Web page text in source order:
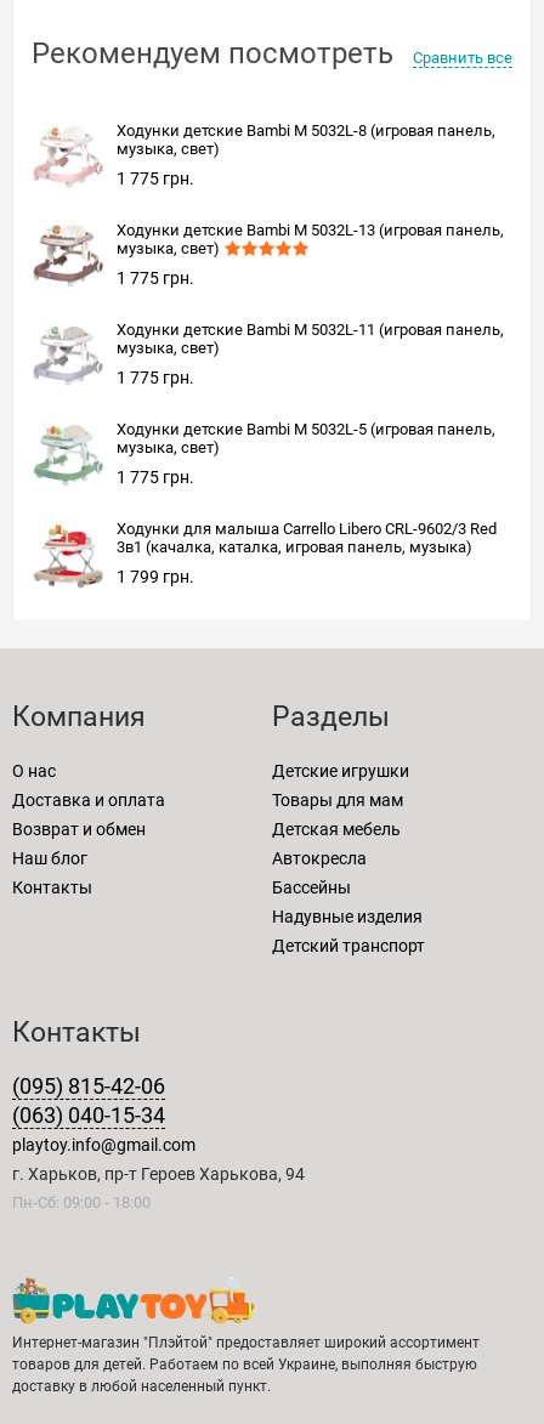
Рекомендуем посмотреть Сравнить все
Ходунки детские Bambi M 5032L-8 (игровая панель,
музыка, свет)
1 775 грн.
Ходунки детские Bambi M 5032L-13 (игровая панель,
музыка, свет)
1 775 грн.
Ходунки детские Bambi M 5032L-11 (игровая панель,
музыка, свет)
1 775 грн.
Ходунки детские Bambi M 5032L-5 (игровая панель,
музыка, свет)
1 775 грн.
Ходунки для малыша Carrello Libero CRL-9602/3 Red
3в1 (качалка, каталка, игровая панель, музыка)
1 799 грн.
Компания
О нас
Доставка и оплата
Возврат и обмен
Наш блог
Контакты
Разделы
Детские игрушки
Товары для мам
Детская мебель
Автокресла
Бассейны
Надувные изделия
Детский транспорт
Контакты
(095) 815-42-06
(063) 040-15-34
playtoy.info@gmail.com
г. Харьков, пр-т Героев Харькова, 94
Пн-Сб: 09:00 - 18:00
Интернет-магазин "Плэйтой" предоставляет широкий ассортимент
товаров для детей. Работаем по всей Украине, выполняя быструю
доставку в любой населенный пункт.